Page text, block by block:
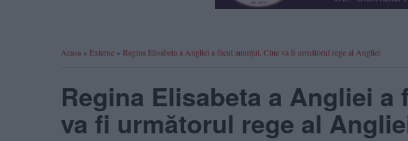
Acasa » Externe » Regina Elisabeta a Angliei a făcut anunțul. Cine va fi următorul rege al Angliei
Regina Elisabeta a Angliei
va fi următorul rege al